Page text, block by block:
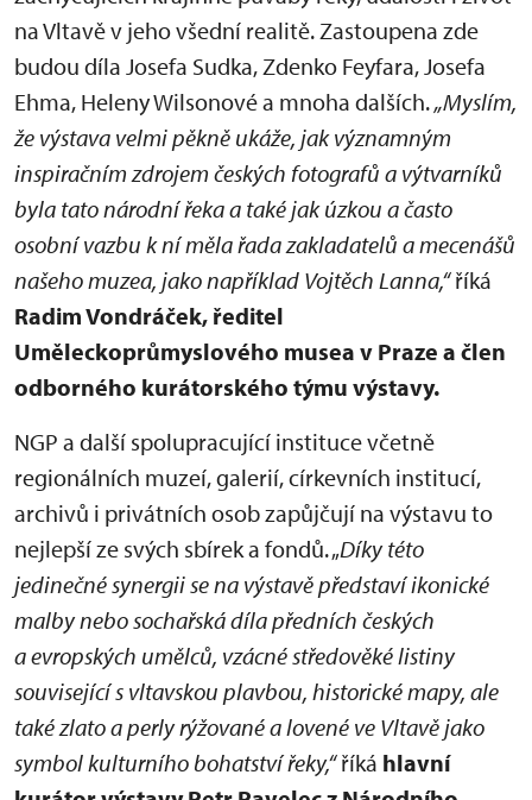
na Vltavě v jeho všední realitě. Zastoupena zde
budou díla Josefa Sudka, Zdenko Feyfara, Josefa
Ehma, Heleny Wilsonové a mnoha dalších.„Myslím,
že výstava velmi pěkně ukáže, jak významným
inspiračním zdrojem českých fotografů a výtvarníků
byla tato národní řeka a také jak úzkou a často
osobní vazbu k ní měla řada zakladatelů a mecenášů
našeho muzea, jako například Vojtěch Lanna,“říká
Radim Vondráček, ředitel
Uměleckoprůmyslového musea v Praze a člen
odborného kurátorského týmu výstavy.
NGP a další spolupracující instituce včetně
regionálních muzeí, galerií, církevních institucí,
archivů i privátních osob zapůjčují na výstavu to
nejlepší ze svých sbírek a fondů. „Díky této
jedinečné synergii se na výstavě představí ikonické
malby nebo sochařská díla předních českých
a evropských umělců, vzácné středověké listiny
související s vltavskou plavbou, historické mapy, ale
také zlato a perly rýžované a lovené ve Vltavě jako
symbol kulturního bohatství řeky,“říká hlavní